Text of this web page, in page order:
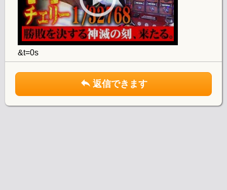
&t=0s
返信できます